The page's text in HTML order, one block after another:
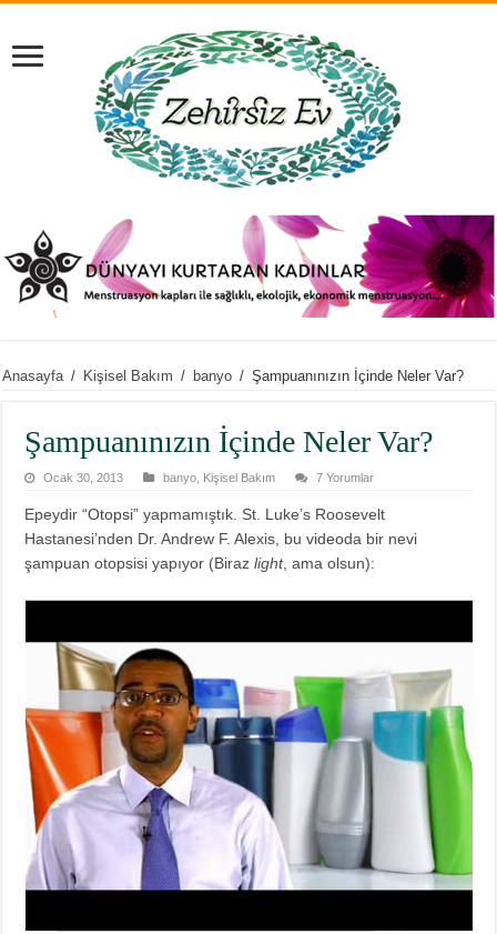
Anasayfa / Kişisel Bakım / banyo / Şampuanınızın İçinde Neler Var?
Şampuanınızın İçinde Neler Var?
Ocak 30, 2013 banyo Kişisel Bakım 7 Yorumlar
Epeydir“Otopsi” yapmamıştık. St. Luke’s Roosevelt
Hastanesi’nden Dr. Andrew F. Alexis, buvideoda bir nevi
şampuan otopsisi yapıyor (Birazlight, ama olsun):